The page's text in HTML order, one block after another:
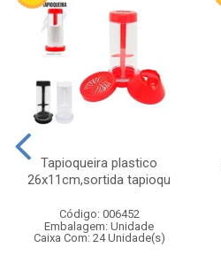
Tapioqueira plastico
26x11cm,sortida tapioqu
Código: 006452
Embalagem: Unidade
Caixa Com: 24 Unidade(s)